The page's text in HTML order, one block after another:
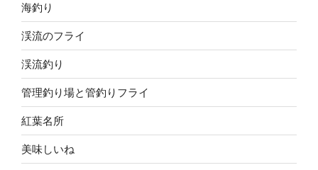
海釣り
渓流のフライ
渓流釣り
管理釣り場と管釣りフライ
紅葉名所
美味しいね